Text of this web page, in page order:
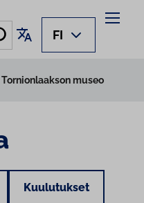
Käännä sivu
FI
Tornionlaakson museo
Kuulutukset